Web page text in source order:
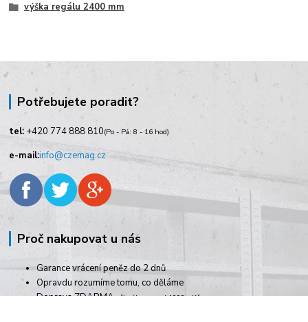
výška regálu 2400 mm
Potřebujete poradit?
tel: +420 774 888 810(Po - Pá: 8 - 16 hod)
e-mail:info@czemag.cz
Proč nakupovat u nás
Garance vrácení peněz do 2 dnů
Opravdu rozumíme tomu, co děláme
Doprava ZDARMApři nákupu nad 1000,- Kč